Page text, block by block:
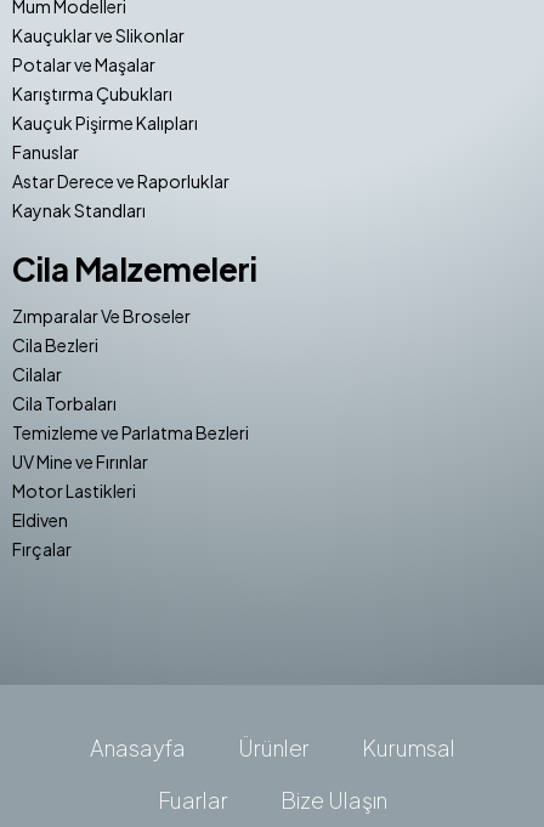
Mum Modelleri
Kauçuklar ve Slikonlar
Potalar ve Maşalar
Karıştırma Çubukları
Kauçuk Pişirme Kalıpları
Fanuslar
Astar Derece ve Raporluklar
Kaynak Standları
Cila Malzemeleri
Zımparalar Ve Broseler
Cila Bezleri
Cilalar
Cila Torbaları
Temizleme ve Parlatma Bezleri
UV Mine ve Fırınlar
Motor Lastikleri
Eldiven
Fırçalar
Anasayfa Ürünler
Kurumsal
Fuarlar
Bize Ulaşın